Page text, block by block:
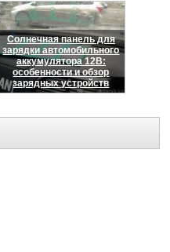
Солнечная панель для
зарядки автомобильного
аккумулятора 12В:
особенности и обзор
зарядных устройств